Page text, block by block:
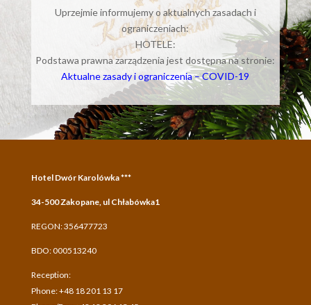
Uprzejmie informujemy o aktualnych zasadach i
ograniczeniach:
HOTELE:
Podstawa prawna zarządzenia jest dostępna na stronie:
Aktualne zasady i ograniczenia – COVID-19
Hotel Dwór Karolówka ***
34-500 Zakopane, ul Chłabówka1
REGON: 356477723
BDO: 000513240
Reception:
Phone: +48 18 201 13 17